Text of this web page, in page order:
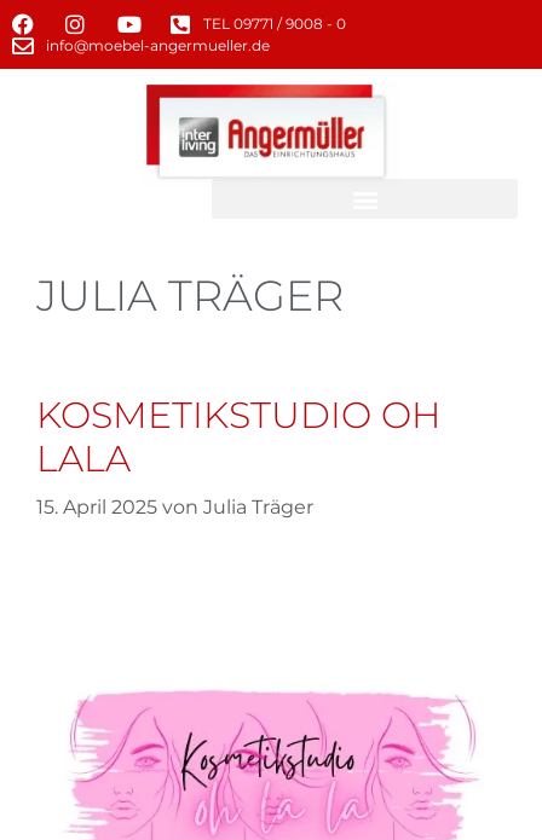
TEL 09771 / 9008 - 0
info@moebel-angermueller.de
JULIA TRÄGER
KOSMETIKSTUDIO OH
LALA
15. April 2025 von Julia Träger